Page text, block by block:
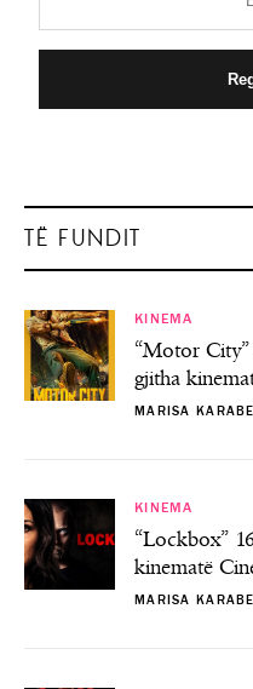
TË FUNDIT
KINEMA
“Motor
gjitha
MARISA
KINEMA
“Lockbox”
kinematë
MARISA